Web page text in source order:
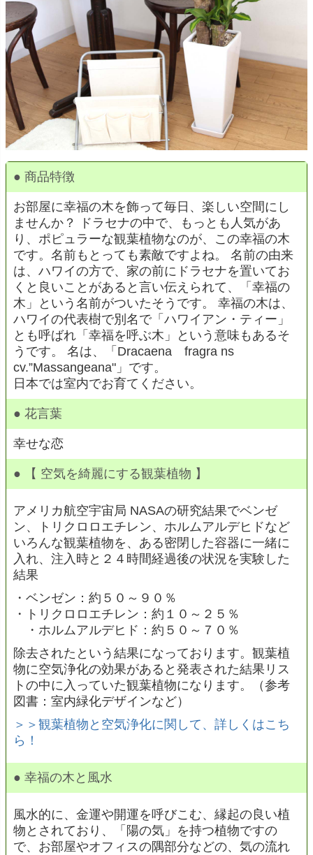
● 商品特徴
お部屋に幸福の木を飾って毎日、楽しい空間にし
ませんか？ ドラセナの中で、もっとも人気があ
り、ポピュラーな観葉植物なのが、この幸福の木
です。名前もとっても素敵ですよね。 名前の由来
は、ハワイの方で、家の前にドラセナを置いてお
くと良いことがあると言い伝えられて、「幸福の
木」という名前がついたそうです。 幸福の木は、
ハワイの代表樹で別名で「ハワイアン・ティー」
とも呼ばれ「幸福を呼ぶ木」という意味もあるそ
うです。 名は、「Dracaena fragra ns
cv.”Massangeana"」です。
日本では室内でお育てください。
● 花言葉
幸せな恋
● 【 空気を綺麗にする観葉植物 】
アメリカ航空宇宙局 NASAの研究結果でベンゼ
ン、トリクロロエチレン、ホルムアルデヒドなど
いろんな観葉植物を、ある密閉した容器に一緒に
入れ、注入時と２４時間経過後の状況を実験した
結果
・ベンゼン：約５０～９０％
・トリクロロエチレン：約１０～２５％
・ホルムアルデヒド：約５０～７０％
除去されたという結果になっております。観葉植
物に空気浄化の効果があると発表された結果リス
トの中に入っていた観葉植物になります。（参考
図書：室内緑化デザインなど）
＞＞観葉植物と空気浄化に関して、詳しくはこち
ら！
● 幸福の木と風水
風水的に、金運や開運を呼びこむ、縁起の良い植
物とされており、「陽の気」を持つ植物ですの
で、お部屋やオフィスの隅部分などの、気の流れ